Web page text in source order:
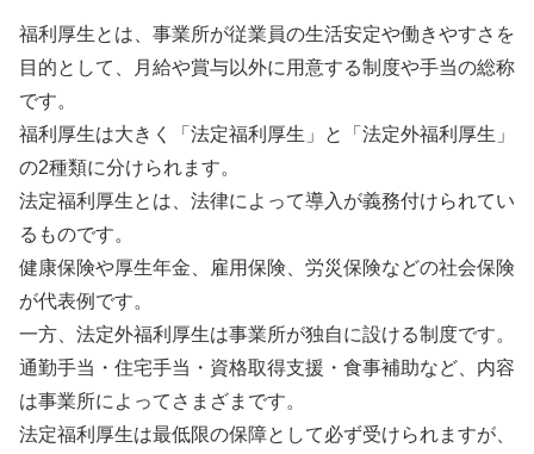
福利厚生とは、事業所が従業員の生活安定や働きやすさを
目的として、月給や賞与以外に用意する制度や手当の総称
です。
福利厚生は大きく「法定福利厚生」と「法定外福利厚生」
の2種類に分けられます。
法定福利厚生とは、法律によって導入が義務付けられてい
るものです。
健康保険や厚生年金、雇用保険、労災保険などの社会保険
が代表例です。
一方、法定外福利厚生は事業所が独自に設ける制度です。
通勤手当・住宅手当・資格取得支援・食事補助など、内容
は事業所によってさまざまです。
法定福利厚生は最低限の保障として必ず受けられますが、